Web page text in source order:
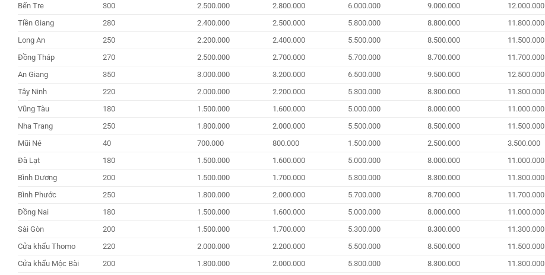
Bến Tre
300 2.500.000 2.800.000 6.000.000 9.000.000
12.000.000
Tiền Giang
280 2.400.000 2.500.000 5.800.000 8.800.000
11.800.000
Long An
250 2.200.000 2.400.000 5.500.000 8.500.000
11.500.000
Đồng Tháp
270 2.500.000 2.700.000 5.700.000 8.700.000
11.700.000
An Giang
350 3.000.000 3.200.000 6.500.000 9.500.000
12.500.000
Tây Ninh
220 2.000.000 2.200.000 5.300.000 8.300.000
11.300.000
Vũng Tàu
180 1.500.000 1.600.000 5.000.000 8.000.000
11.000.000
Nha Trang
250 1.800.000 2.000.000 5.500.000 8.500.000
11.500.000
Mũi Né
40 700.000 800.000 1.500.000 2.500.000
3.500.000
Đà Lạt
180 1.500.000 1.600.000 5.000.000 8.000.000
11.000.000
Bình Dương
200 1.500.000 1.700.000 5.300.000 8.300.000
11.300.000
Bình Phước
250 1.800.000 2.000.000 5.700.000 8.700.000
11.700.000
Đồng Nai
180 1.500.000 1.600.000 5.000.000 8.000.000
11.000.000
Sài Gòn
200 1.500.000 1.700.000 5.300.000 8.300.000
11.300.000
Cửa khẩu Thomo
220 2.000.000 2.200.000 5.500.000 8.500.000
11.500.000
Cửa khẩu Mộc Bài
200 1.800.000 2.000.000 5.300.000 8.300.000
11.300.000